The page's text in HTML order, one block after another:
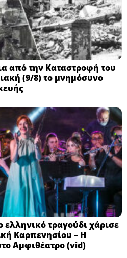
από την Καταστροφή του
(9/8) το μνημόσυνο
ελληνικό τραγούδι χάρισε
Καρπενησίου – Η
Αμφιθέατρο (vid)